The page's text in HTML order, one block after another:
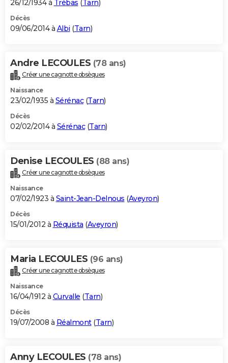
26/12/1934 à Trébas (Tarn)
Décès
09/06/2014 à Albi (Tarn)
Andre LECOULES (78 ans)
Créer une cagnotte obsèques
Naissance
23/02/1935 à Sérénac(Tarn)
Décès
02/02/2014 à Sérénac(Tarn)
Denise LECOULES (88 ans)
Créer une cagnotte obsèques
Naissance
07/02/1923 à Saint-Jean-Delnous (Aveyron)
Décès
15/01/2012 à Réquista (Aveyron)
Maria LECOULES (96 ans)
Créer une cagnotte obsèques
Naissance
16/04/1912 à Curvalle (Tarn)
Décès
19/07/2008 à Réalmont(Tarn)
Anny LECOULES (78 ans)